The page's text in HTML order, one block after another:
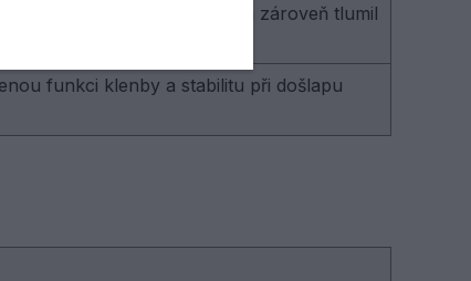
v raketových sportech a zároveň tlumil
funkci klenby a stabilitu při došlapu